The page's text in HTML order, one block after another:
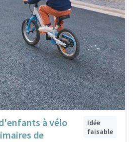
à vélo
de
Idée
faisable